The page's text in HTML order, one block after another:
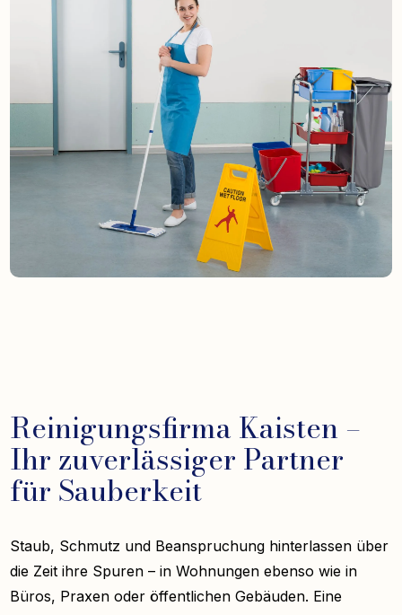
Reinigungsfirma Kaisten –
Ihr zuverlässiger Partner
für Sauberkeit
Staub, Schmutz und Beanspruchung hinterlassen über
die Zeit ihre Spuren – in Wohnungen ebenso wie in
Büros, Praxen oder öffentlichen Gebäuden. Eine